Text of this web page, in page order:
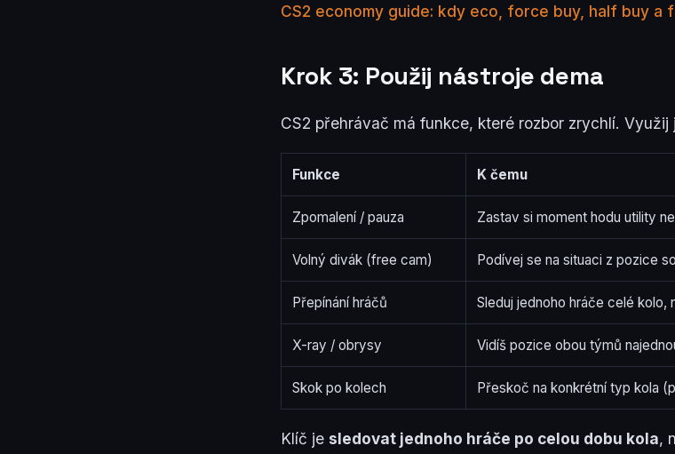
CS2 economy guide: kdy eco, force buy, half buy a
Krok 3: Použij nástroje dema
CS2 přehrávač má funkce, které rozbor zrychlí. Využij
Funkce K čemu
Zpomalení / pauza Zastav si moment hodu utility
Volný divák (free cam) Podívej se na situaci z pozice
Přepínání hráčů Sleduj jednoho hráče celé kolo,
X-ray / obrysy Vidíš pozice obou týmů
Skok po kolech Přeskoč na konkrétní typ kola
Klíč je sledovat jednoho hráče po celou dobu kola,